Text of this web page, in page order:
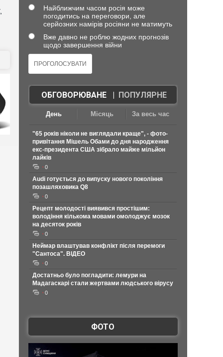
Найближчим часом росія може
погодитись на переговори, але
серйозних намірів росіяни не матимуть
Вже давно не роблю жодних прогнозів
щодо завершення війни
ОБГОВОРЮВАНЕ| ПОПУЛЯРНЕ
День Місяць За весь час
"65 років ніколи не виглядали краще", - фото-
привітання Мішель Обами до дня народження
екс-президента США зібрало майже мільйон
лайків
0
Audi готується до випуску нового покоління
позашляховика Q8
0
Рецепт молодості виявився простішим:
володіння кількома мовами омолоджує мозок
на десяток років
0
Неймар влаштував конфлікт після перемоги
"Сантоса". ВІДЕО
0
Достатньо було погладити: лемури на
Мадагаскарі стали жертвами людського вірусу
0
ФОТО